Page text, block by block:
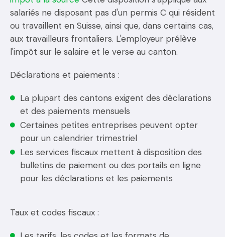
salariés ne disposant pas d'un permis C qui résident
ou travaillent en Suisse, ainsi que, dans certains cas,
aux travailleurs frontaliers. L'employeur prélève
l'impôt sur le salaire et le verse au canton.
Déclarations et paiements :
La plupart des cantons exigent des déclarations
et des paiements mensuels
Certaines petites entreprises peuvent opter
pour un calendrier trimestriel
Les services fiscaux mettent à disposition des
bulletins de paiement ou des portails en ligne
pour les déclarations et les paiements
Taux et codes fiscaux :